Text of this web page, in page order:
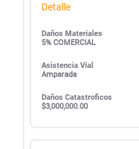
Detalle
Daños Materiales
5% COMERCIAL
Asistencia Vial
Amparada
Daños Catastroficos
$3,000,000.00